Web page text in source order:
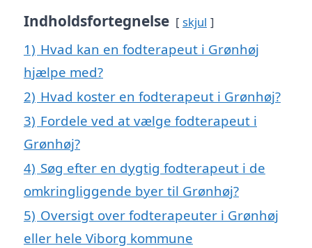
Indholdsfortegnelse skjul
1) Hvad kan en fodterapeut i Grønhøj
hjælpe med?
2) Hvad koster en fodterapeut i Grønhøj?
3) Fordele ved at vælge fodterapeut i
Grønhøj?
4) Søg efter en dygtig fodterapeut i de
omkringliggende byer til Grønhøj?
5) Oversigt over fodterapeuter i Grønhøj
eller hele Viborg kommune